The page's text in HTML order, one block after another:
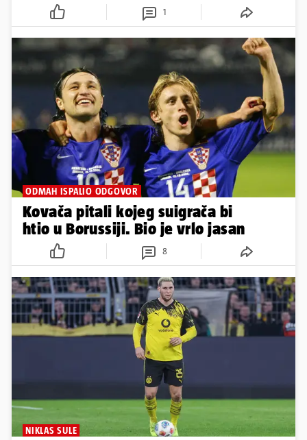
1
ODMAH ISPALIO ODGOVOR
Kovača pitali kojeg suigrača bi
htio u Borussiji. Bio je vrlo jasan
8
NIKLAS SULE